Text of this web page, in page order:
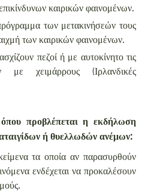
καιρικών φαινομένων.
των μετακινήσεών τους
των καιρικών φαινομένων.
πεζοί ή με αυτοκίνητο τις
με χειμάρρους (Ιρλανδικές
όπου προβλέπεται η εκδήλωση
ή θυελλωδών ανέμων:
τα οποία αν παρασυρθούν
ενδέχεται να προκαλέσουν